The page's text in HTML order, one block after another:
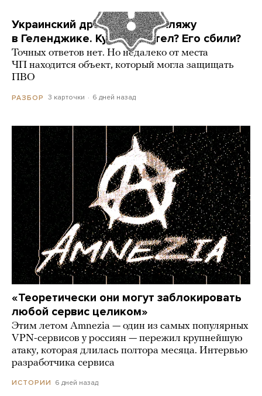
Украинский дрон попал по пляжу
в Геленджике. Куда он летел? Его сбили?
Точных ответов нет. Но недалеко от места
ЧП находится объект, который могла защищать
ПВО
РАЗБОР 3 карточки 6 дней назад
«Теоретически они могут заблокировать
любой сервис целиком»
Этим летом Amnezia — один из самых популярных
VPN-сервисов у россиян — пережил крупнейшую
атаку, которая длилась полтора месяца. Интервью
разработчика сервиса
ИСТОРИИ 6 дней назад